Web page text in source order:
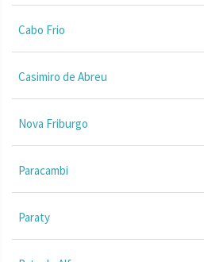
Cabo Frio
Casimiro de Abreu
Nova Friburgo
Paracambi
Paraty